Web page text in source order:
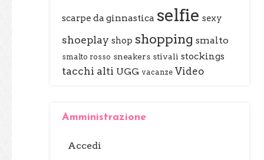
scarpe da ginnastica selfie sexy
shoeplay shop shopping smalto
smalto rosso sneakers stivali stockings
tacchi alti UGG vacanze Video
Amministrazione
Accedi